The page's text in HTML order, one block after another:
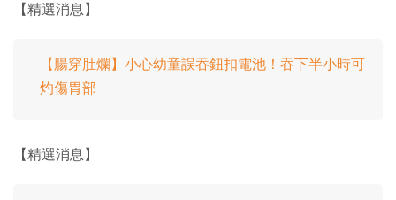
【精選消息】
【腸穿肚爛】小心幼童誤吞鈕扣電池！吞下半小時可
灼傷胃部
【精選消息】